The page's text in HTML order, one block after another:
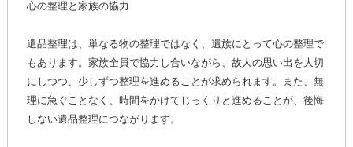
心の整理と家族の協力
遺品整理は、単なる物の整理ではなく、遺族にとって心の整理で
もあります。家族全員で協力し合いながら、故人の思い出を大切
にしつつ、少しずつ整理を進めることが求められます。また、無
理に急ぐことなく、時間をかけてじっくりと進めることが、後悔
しない遺品整理につながります。